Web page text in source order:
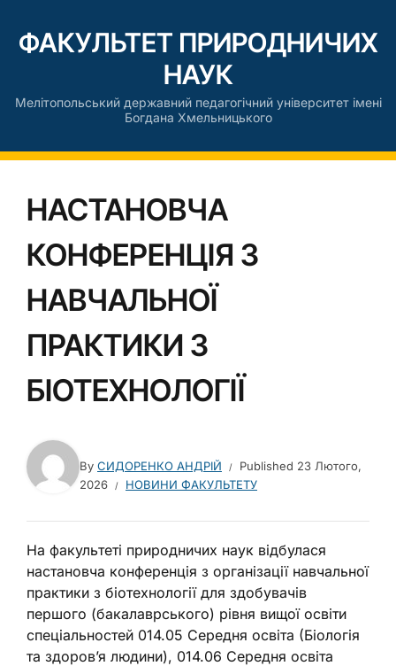
ФАКУЛЬТЕТ ПРИРОДНИЧИХ
НАУК
Мелітопольський державний педагогічний університет імені
Богдана Хмельницького
НАСТАНОВЧА
КОНФЕРЕНЦІЯ З
НАВЧАЛЬНОЇ
ПРАКТИКИ З
БІОТЕХНОЛОГІЇ
By СИДОРЕНКО АНДРІЙ Published 23 Лютого,
2026
НОВИНИ ФАКУЛЬТЕТУ
На факультеті природничих наук відбулася
настановча конференція з організації навчальної
практики з біотехнології для здобувачів
першого (бакалаврського) рівня вищої освіти
спеціальностей 014.05 Середня освіта (Біологія
та здоров’я людини), 014.06 Середня освіта